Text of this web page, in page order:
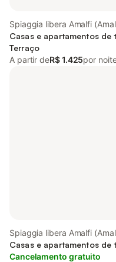
Spiaggia libera Amalfi
Casas e apartamentos
Terraço
A partir deR$ 1.425por
Spiaggia libera Amalfi
Casas e apartamentos
Cancelamento gratuito